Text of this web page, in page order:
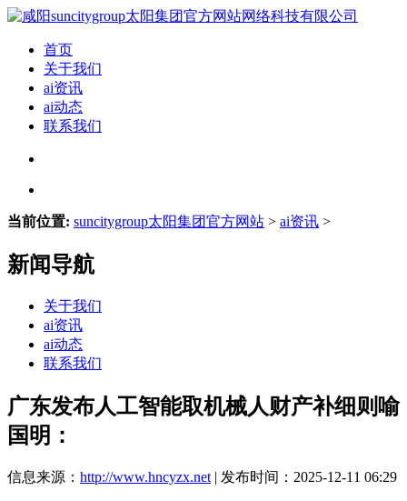
首页
关于我们
ai资讯
ai动态
联系我们
当前位置: suncitygroup太阳集团官方网站 > ai资讯 >
新闻导航
关于我们
ai资讯
ai动态
联系我们
广东发布人工智能取机械人财产补细则喻
国明：
信息来源： http://www.hncyzx.net | 发布时间：2025-12-11 06:29